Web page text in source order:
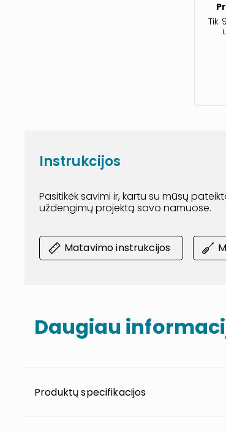
Tik
Instrukcijos
Pasitikėk savimi ir, kartu su mūsų
uždengimų projektą savo namuose.
Matavimo instrukcijos
Daugiau
Produktų specifikacijos